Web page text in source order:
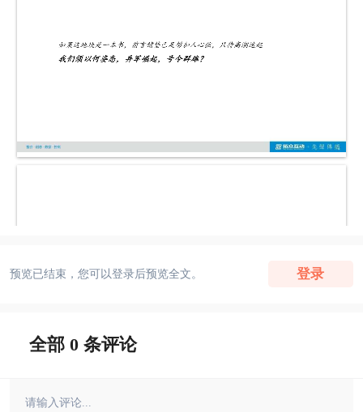
预览已结束，您可以登录后预览全文。 登录
全部 0 条评论